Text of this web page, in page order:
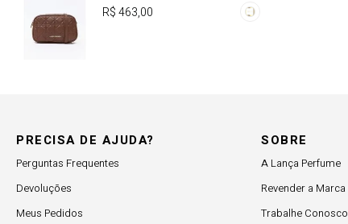
R$463,00
PRECISA DE AJUDA?
Perguntas Frequentes
Devoluções
Meus Pedidos
SOBRE
A Lança Perfume
Revender a Marca
Trabalhe Conosco